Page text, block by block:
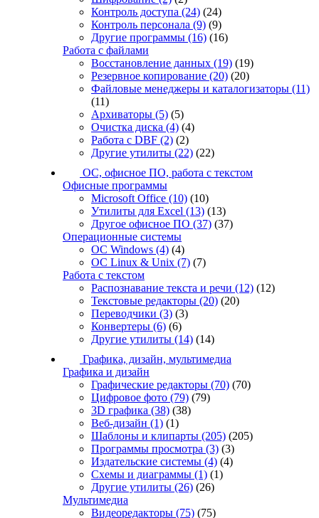
Контроль доступа (24) (24)
Контроль персонала (9) (9)
Другие программы (16) (16)
Работа с файлами
Восстановление данных (19) (19)
Резервное копирование (20) (20)
Файловые менеджеры и каталогизаторы (11)
(11)
Архиваторы (5) (5)
Очистка диска (4) (4)
Работа с DBF (2) (2)
Другие утилиты (22) (22)
ОС, офисное ПО, работа с текстом
Офисные программы
Microsoft Office (10) (10)
Утилиты для Excel (13) (13)
Другое офисное ПО (37) (37)
Операционные системы
ОС Windows (4) (4)
ОС Linux & Unix (7) (7)
Работа с текстом
Распознавание текста и речи (12) (12)
Текстовые редакторы (20) (20)
Переводчики (3) (3)
Конвертеры (6) (6)
Другие утилиты (14) (14)
Графика, дизайн, мультимедиа
Графика и дизайн
Графические редакторы (70) (70)
Цифровое фото (79) (79)
3D графика (38) (38)
Веб-дизайн (1) (1)
Шаблоны и клипарты (205) (205)
Программы просмотра (3) (3)
Издательские системы (4) (4)
Схемы и диаграммы (1) (1)
Другие утилиты (26) (26)
Мультимедиа
Видеоредакторы (75) (75)